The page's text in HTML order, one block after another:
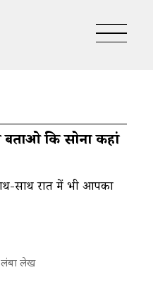
बताओ कि सोना कहां
साथ रात में भी आपका
लेख